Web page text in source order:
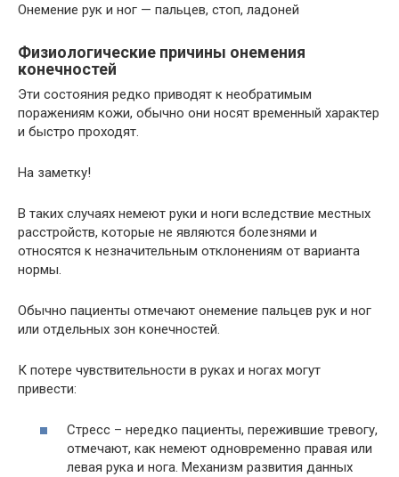
Онемение рук и ног — пальцев, стоп, ладоней
Физиологические причины онемения
конечностей
Эти состояния редко приводят к необратимым
поражениям кожи, обычно они носят временный характер
и быстро проходят.
На заметку!
В таких случаях немеют руки и ноги вследствие местных
расстройств, которые не являются болезнями и
относятся к незначительным отклонениям от варианта
нормы.
Обычно пациенты отмечают онемение пальцев рук и ног
или отдельных зон конечностей.
К потере чувствительности в руках и ногах могут
привести:
Стресс – нередко пациенты, пережившие тревогу,
отмечают, как немеют одновременно правая или
левая рука и нога. Механизм развития данных